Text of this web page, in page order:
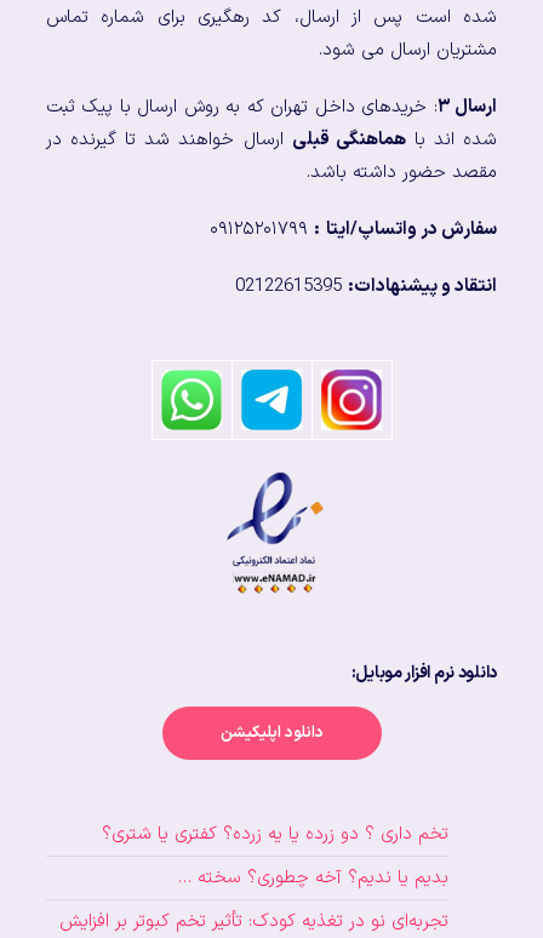
شده است پس از ارسال، کد رهگیری برای شماره تماس
مشتریان ارسال می شود.
ارسال ۳
: خریدهای داخل تهران که به روش ارسال با پیک ثبت
شده اند باهماهنگی قبلی ارسال خواهند شد تا گیرنده در
مقصد حضور داشته باشد.
سفارش در واتساپ/ایتا :
انتقاد و پیشنهادات:
دانلود نرم افزار موبایل:
دانلود اپلیکیشن
تخم داری ؟ دو زرده یا یه زرده؟ کفتری یا شتری؟
بدیم یا ندیم؟ آخه چطوری؟ سخته …
تجربه‌ای نو در تغذیه کودک: تأثیر تخم کبوتر بر افزایش